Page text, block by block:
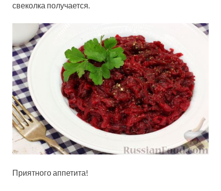
свеколка получается.
Приятного аппетита!